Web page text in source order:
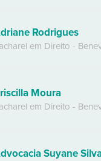
Rodrigues
em Direito -
Moura
em Direito -
Suyane